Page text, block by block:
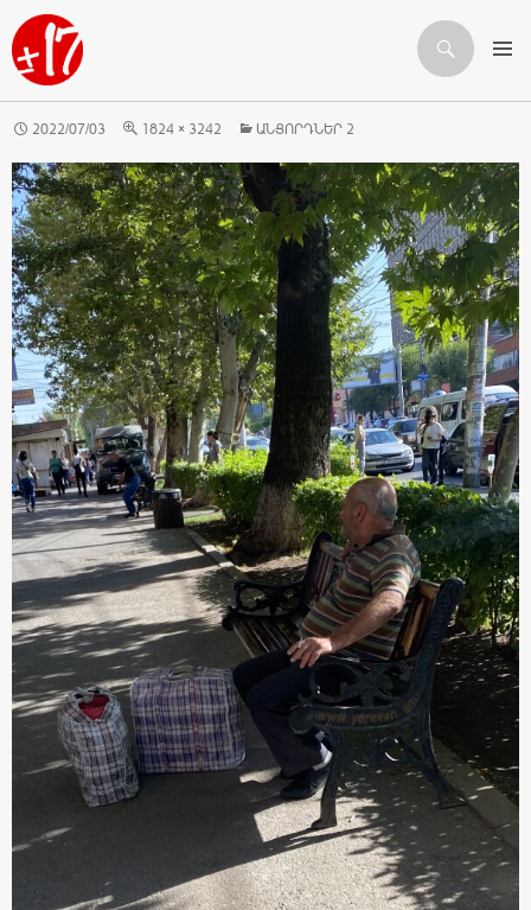
Որոնում
ԱՆՑՆԵԼ ԲՈՎԱՆԴԱԿՈՒԹՅԱՆԸ
2022/07/03 1824 × 3242 ԱՆՑՈՐԴՆԵՐ 2